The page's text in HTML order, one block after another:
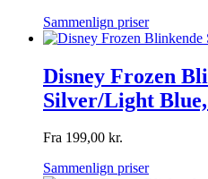
Sammenlign priser
Disney Frozen
Silver/Light Blue,
Fra 199,00 kr.
Sammenlign priser